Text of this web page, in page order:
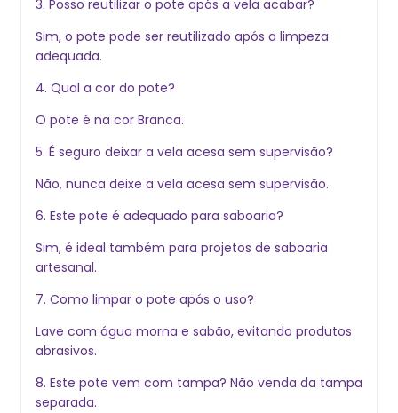
3. Posso reutilizar o pote após a vela acabar?
Sim, o pote pode ser reutilizado após a limpeza
adequada.
4. Qual a cor do pote?
O pote é na cor Branca.
5. É seguro deixar a vela acesa sem supervisão?
Não, nunca deixe a vela acesa sem supervisão.
6. Este pote é adequado para saboaria?
Sim, é ideal também para projetos de saboaria
artesanal.
7. Como limpar o pote após o uso?
Lave com água morna e sabão, evitando produtos
abrasivos.
8. Este pote vem com tampa? Não venda da tampa
separada.